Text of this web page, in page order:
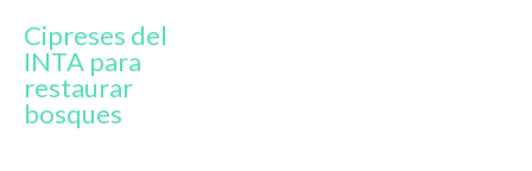
Cipreses del
INTA para
restaurar
bosques